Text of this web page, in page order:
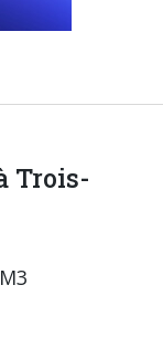
Trois-